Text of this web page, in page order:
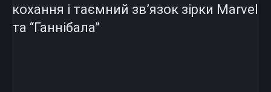
кохання і таємний зв’язок зірки Marvel
та “Ганнібала”